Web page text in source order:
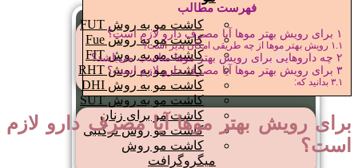
کاشت مو به روش FUT
کاشت مو به روش FIT
کاشت مو به روش FUT
کاشت مو به روش Fue
کاشت مو به روش FIT
کاشت مو به روش RHT
کاشت مو به روش DHI
کاشت مو به روش SUT
کاشت مو برای زنان
کاشت مو روش ترکیبی
کاشت مو روش
میگروگرافت
فهرست مطالب
۱ برای رویش بهتر موها آیا مصرف دارو لازم است؟
۱.۱ رویش بهتر موها از چه طریقی امکان پذیر است؟
۲ چه داروهایی برای رویش بهتر موها مناسب می‌باشد؟
۳ برای رویش بهتر موها آیا مصرف دارو لازم است؟
۳.۱ بدانید که:
برای رویش بهتر موها آیا مصرف دارو لازم
است؟